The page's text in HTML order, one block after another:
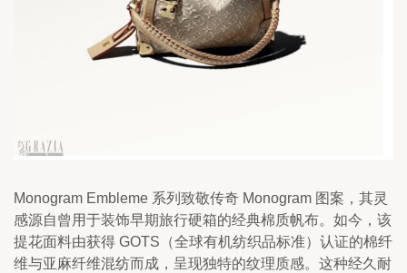
Monogram Embleme 系列致敬传奇 Monogram 图案，其灵
感源自曾用于装饰早期旅行硬箱的经典棉质帆布。如今，该
提花面料由获得 GOTS（全球有机纺织品标准）认证的棉纤
维与亚麻纤维混纺而成，呈现独特的纹理质感。这种经久耐